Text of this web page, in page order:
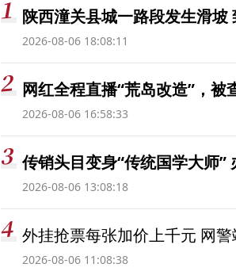
陕西潼关县城一路段发生滑坡
2026-08-06 18:08:11
网红全程直播“荒岛改造”，被
2026-08-06 16:58:33
传销头目变身“传统国学大师”
2026-08-06 13:08:18
外挂抢票每张加价上千元 网警
2026-08-06 11:08:38